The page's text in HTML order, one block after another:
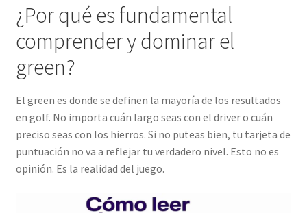
¿Por qué es fundamental
comprender y dominar el
green?
El green es donde se definen la mayoría de los resultados
en golf. No importa cuán largo seas con el driver o cuán
preciso seas con los hierros. Si no puteas bien, tu tarjeta de
puntuación no va a reflejar tu verdadero nivel. Esto no es
opinión. Es la realidad del juego.